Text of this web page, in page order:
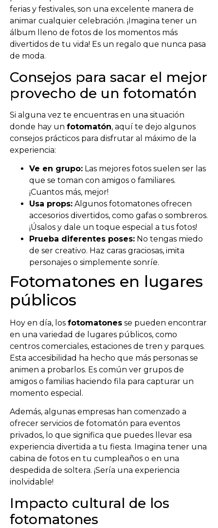
ferias y festivales, son una excelente manera de
animar cualquier celebración. ¡Imagina tener un
álbum lleno de fotos de los momentos más
divertidos de tu vida! Es un regalo que nunca pasa
de moda.
Consejos para sacar el mejor
provecho de un fotomatón
Si alguna vez te encuentras en una situación
donde hay un fotomatón, aquí te dejo algunos
consejos prácticos para disfrutar al máximo de la
experiencia:
Ve en grupo: Las mejores fotos suelen ser las
que se toman con amigos o familiares.
¡Cuantos más, mejor!
Usa props: Algunos fotomatones ofrecen
accesorios divertidos, como gafas o sombreros.
¡Úsalos y dale un toque especial a tus fotos!
Prueba diferentes poses: No tengas miedo
de ser creativo. Haz caras graciosas, imita
personajes o simplemente sonríe.
Fotomatones en lugares
públicos
Hoy en día, los fotomatones se pueden encontrar
en una variedad de lugares públicos, como
centros comerciales, estaciones de tren y parques.
Esta accesibilidad ha hecho que más personas se
animen a probarlos. Es común ver grupos de
amigos o familias haciendo fila para capturar un
momento especial.
Además, algunas empresas han comenzado a
ofrecer servicios de fotomatón para eventos
privados, lo que significa que puedes llevar esa
experiencia divertida a tu fiesta. Imagina tener una
cabina de fotos en tu cumpleaños o en una
despedida de soltera. ¡Sería una experiencia
inolvidable!
Impacto cultural de los
fotomatones